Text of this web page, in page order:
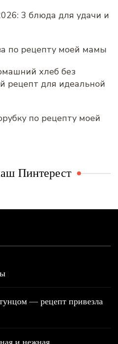
3 блюда для удачи и
по рецепту моей мамы
хлеб без
рецепт для идеальной
по рецепту моей
Пинтерест
— рецепт привезла